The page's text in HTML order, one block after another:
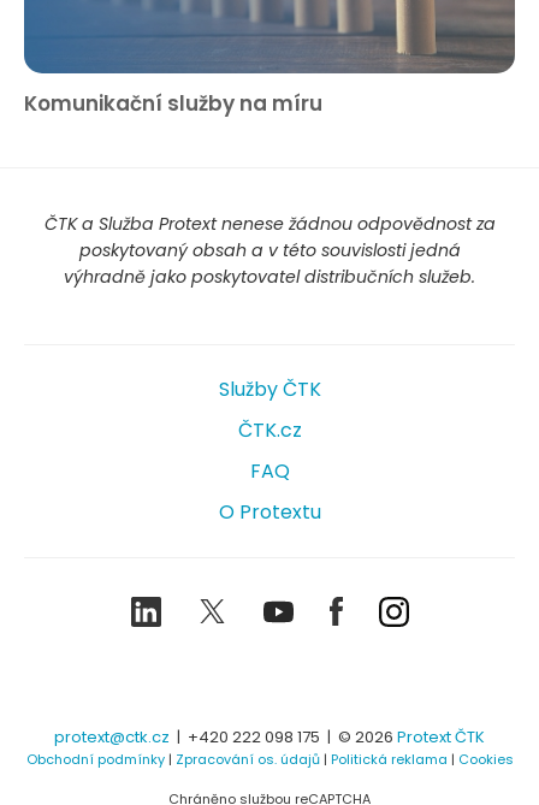
Komunikační služby na míru
ČTK a Služba Protext nenese žádnou odpovědnost za
poskytovaný obsah a v této souvislosti jedná
výhradně jako poskytovatel distribučních služeb.
Služby ČTK
ČTK.cz
FAQ
O Protextu
LinkedIn TwitterYoutubeFacebookInstagram
protext@ctk.cz | +420 222 098 175 | © 2026 Protext ČTK
Obchodní podmínky| Zpracování os. údajů| Politická reklama | Cookies
Chráněno službou reCAPTCHA